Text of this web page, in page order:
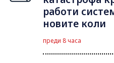
работи
новите коли
преди 8 часа